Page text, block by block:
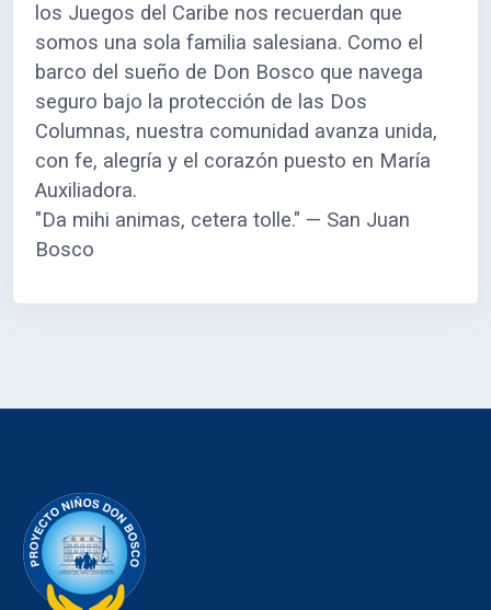
los Juegos del Caribe nos recuerdan que
somos una sola familia salesiana. Como el
barco del sueño de Don Bosco que navega
seguro bajo la protección de las Dos
Columnas, nuestra comunidad avanza unida,
con fe, alegría y el corazón puesto en María
Auxiliadora.
"Da mihi animas, cetera tolle." — San Juan
Bosco